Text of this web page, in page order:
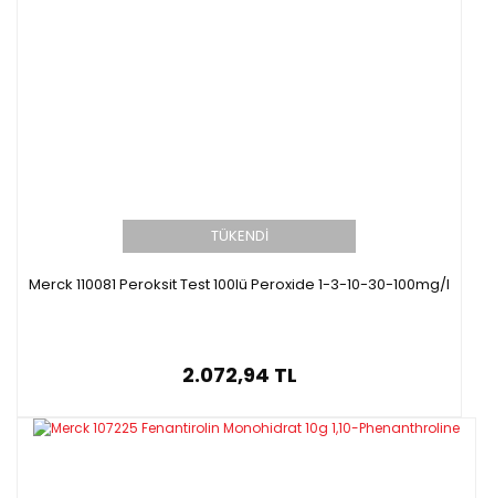
TÜKENDİ
Merck 110081 Peroksit Test 100lü Peroxide 1-3-10-30-100mg/l
2.072,94 TL